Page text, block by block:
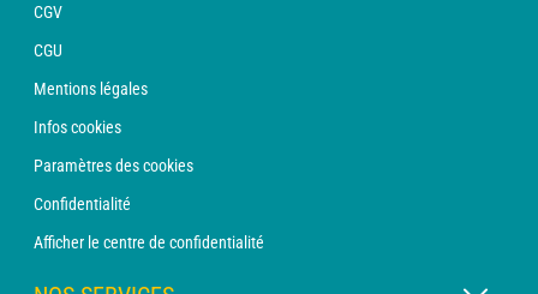
CGV
CGU
Mentions légales
Infos cookies
Paramètres des cookies
Confidentialité
Afficher le centre de confidentialité